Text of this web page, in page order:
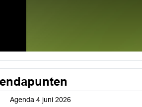
Agenda 4 juni 2026